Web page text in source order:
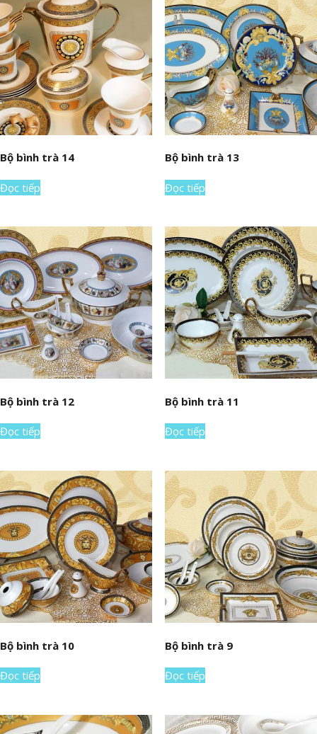
Bộ bình trà 14
Đọc tiếp
Bộ bình trà 13
Đọc tiếp
Bộ bình trà 12
Đọc tiếp
Bộ bình trà 11
Đọc tiếp
Bộ bình trà 10
Đọc tiếp
Bộ bình trà 9
Đọc tiếp